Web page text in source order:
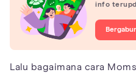
info
Lalu bagaimana cara